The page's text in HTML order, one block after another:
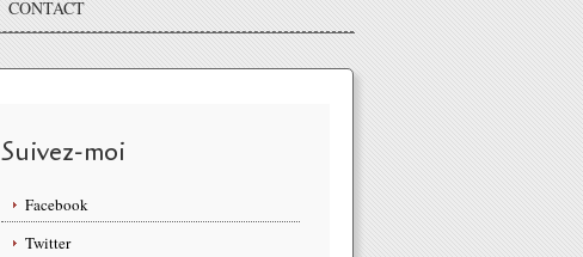
CONTACT
Suivez-moi
Facebook
Twitter